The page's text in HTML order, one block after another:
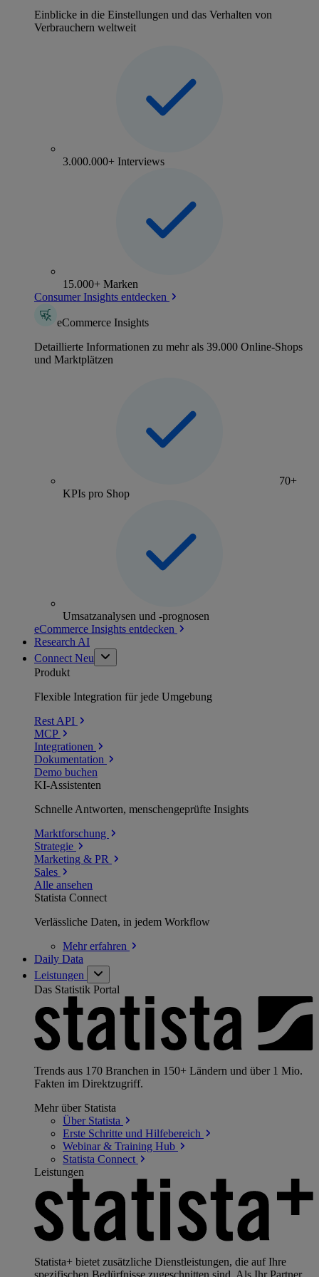
Einblicke in die Einstellungen und das Verhalten von
Verbrauchern weltweit
3.000.000+ Interviews
15.000+ Marken
Consumer Insights entdecken
eCommerce Insights
Detaillierte Informationen zu mehr als 39.000 Online-Shops
und Marktplätzen
70+
KPIs pro Shop
Umsatzanalysen und -prognosen
eCommerce Insights entdecken
Research AI
Connect Neu
Produkt
Flexible Integration für jede Umgebung
Rest API
MCP
Integrationen
Dokumentation
Demo buchen
KI-Assistenten
Schnelle Antworten, menschengeprüfte Insights
Marktforschung
Strategie
Marketing & PR
Sales
Alle ansehen
Statista Connect
Verlässliche Daten, in jedem Workflow
Mehrerfahren
Daily Data
Leistungen
Das Statistik Portal
Trends aus 170 Branchen in 150+ Ländern und über 1 Mio.
Fakten im Direktzugriff.
Mehr über Statista
Über Statista
Erste Schritte und Hilfebereich
Webinar & Training Hub
Statista Connect
Leistungen
Statista+ bietet zusätzliche Dienstleistungen, die auf Ihre
spezifischen Bedürfnisse zugeschnitten sind. Als Ihr Partner